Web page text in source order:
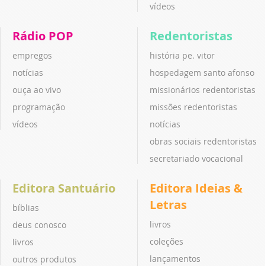
vídeos
Rádio POP
empregos
notícias
ouça ao vivo
programação
vídeos
Redentoristas
história pe. vitor
hospedagem santo afonso
missionários redentoristas
missões redentoristas
notícias
obras sociais redentoristas
secretariado vocacional
Editora Santuário
bíblias
deus conosco
livros
outros produtos
Editora Ideias &
Letras
livros
coleções
lançamentos